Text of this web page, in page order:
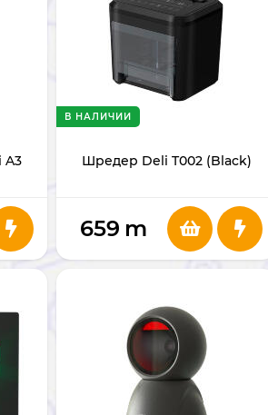
A3
Шредер Deli T002 (Black)
В НАЛИЧИИ
659 m